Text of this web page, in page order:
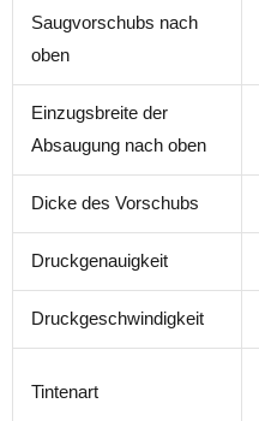
Saugvorschubs nach
oben
Einzugsbreite der
Absaugung nach oben
Dicke des Vorschubs
Druckgenauigkeit
Druckgeschwindigkeit
Tintenart